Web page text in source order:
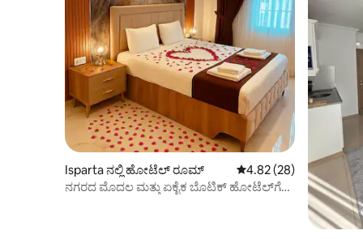
Isparta ನಲ್ಲಿ ಹೋಟೆಲ್ ರೂಮ್ 5 ರಲ್ಲಿ 4.82 ಸರಾಸರಿ
4.82 (28)
ನಗರದ ಮೊದಲ ಮತ್ತು ಏಕೈಕ ಬೊಟಿಕ್ ಹೋಟೆಲ್‌ಗೆ